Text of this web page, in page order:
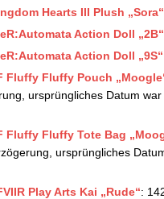
Hearts III Plush „Sora“
Action Doll „2B“
Action Doll „9S“
Fluffy Fluffy Pouch
ursprüngliches Datum
Fluffy Fluffy Tote Bag
ursprüngliches
Play Arts Kai „Rude“: